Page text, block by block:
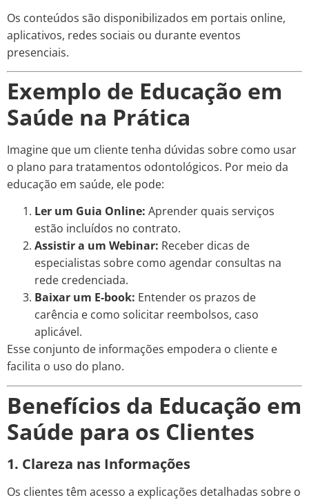
Os conteúdos são disponibilizados em portais online,
aplicativos, redes sociais ou durante eventos
presenciais.
Exemplo de Educação em
Saúde na Prática
Imagine que um cliente tenha dúvidas sobre como usar
o plano para tratamentos odontológicos. Por meio da
educação em saúde, ele pode:
Ler um Guia Online: Aprender quais serviços
estão incluídos no contrato.
Assistir a um Webinar: Receber dicas de
especialistas sobre como agendar consultas na
rede credenciada.
Baixar um E-book: Entender os prazos de
carência e como solicitar reembolsos, caso
aplicável.
Esse conjunto de informações empodera o cliente e
facilita o uso do plano.
Benefícios da Educação em
Saúde para os Clientes
1. Clareza nas Informações
Os clientes têm acesso a explicações detalhadas sobre o